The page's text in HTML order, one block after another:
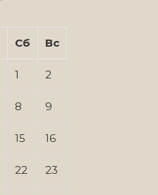
Сб Вс
1 2
8 9
15 16
22 23